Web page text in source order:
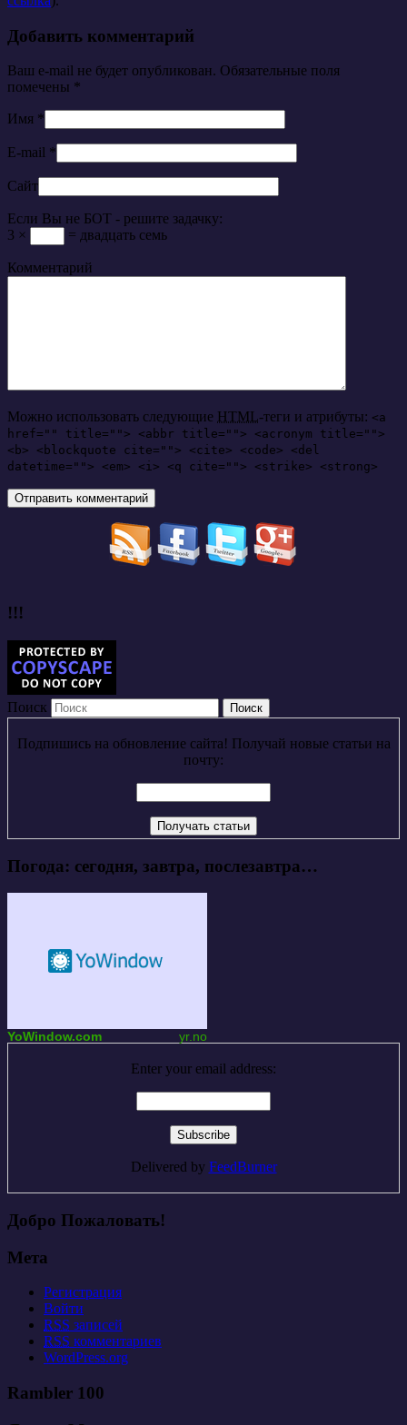
Добавить комментарий
Ваш e-mail не будет опубликован. Обязательные поля
помечены *
Имя *
E-mail *
Сайт
Если Вы не БОТ - решите задачку:
3 ×
= двадцать семь
Комментарий
Можно использовать следующие HTML-теги и атрибуты: <a
href="" title=""> <abbr title=""> <acronym title="">
<b> <blockquote cite=""> <cite> <code> <del
datetime=""> <em> <i> <q cite=""> <strike> <strong>
!!!
Поиск
Подпишись на обновление сайта! Получай новые статьи на
почту:
Погода: сегодня, завтра, послезавтра…
YoWindow.com yr.no
Enter your email address:
Delivered by FeedBurner
Добро Пожаловать!
Мета
Регистрация
Войти
RSS записей
RSS комментариев
WordPress.org
Rambler 100